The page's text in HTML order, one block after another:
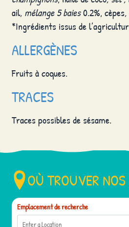
ail, mélange 5 baies0.2%, cèpes
*Ingrédients issus de
ALLERGÈNES
Fruits à coques.
TRACES
Traces possibles de sésame.
OÙ TROUVER
Emplacement de recherche